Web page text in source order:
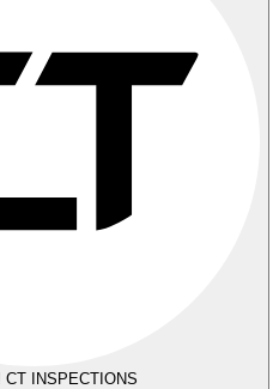
CT INSPECTIONS